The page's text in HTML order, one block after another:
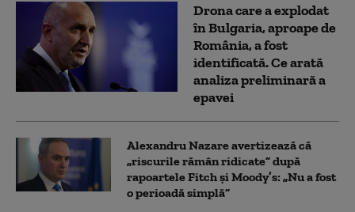
Drona care a explodat
în Bulgaria, aproape de
România, a fost
identificată. Ce arată
analiza preliminară a
epavei
Alexandru Nazare avertizează că
„riscurile rămân ridicate” după
rapoartele Fitch și Moody’s: „Nu a fost
o perioadă simplă”